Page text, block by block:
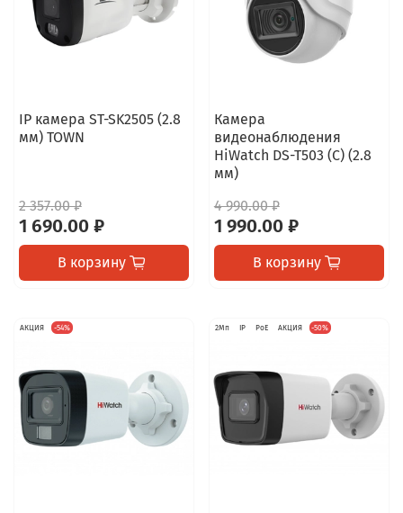
IP камера ST-SK2505 (2.8
мм) TOWN
2 357.00 ₽
1 690.00 ₽
В корзину
Камера
видеонаблюдения
HiWatch DS-T503 (C) (2.8
мм)
4 990.00 ₽
1 990.00 ₽
В корзину
АКЦИЯ -54% 2Мп IP PoE АКЦИЯ -50%